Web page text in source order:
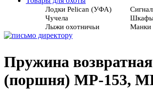
Лодки Pelican (УФА)
Чучела
Шкафы
Лыжи охотничьи
Манки
Пружина возвратная
(поршня) МР-153,